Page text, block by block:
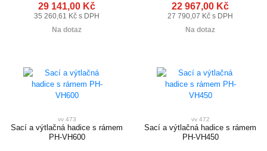
29 141,00 Kč
35 260,61 Kč s DPH
Na dotaz
22 967,00 Kč
27 790,07 Kč s DPH
Na dotaz
vv 473
Sací a výtlačná hadice s rámem
PH-VH600
vv 472
Sací a výtlačná hadice s rámem
PH-VH450